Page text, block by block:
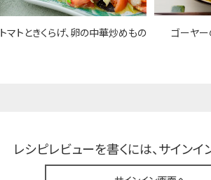
トマトときくらげ、卵の中華炒めもの ゴーヤ
レシピレビューを書くには、サインイ